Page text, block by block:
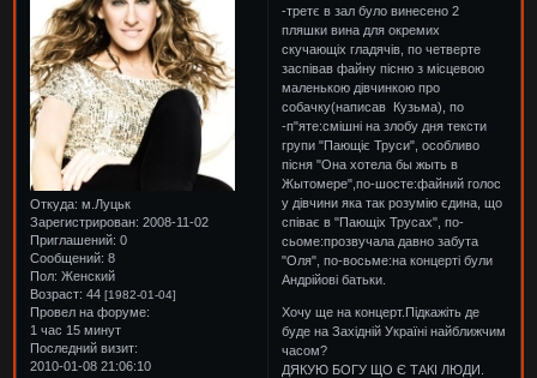
Откуда: м.Луцьк
Зарегистрирован: 2008-11-02
Приглашений: 0
Сообщений: 8
Пол: Женский
Возраст: 44[1982-01-04]
Провел на форуме:
1 час 15 минут
Последний визит:
2010-01-08 21:06:10
-третє в зал було винесено 2
пляшки вина для окремих
скучающіх гладячів, по четверте
заспівав файну пісню з місцевою
маленькою дівчинкою про
собачку(написав Кузьма), по
-п"яте:смішні на злобу дня тексти
групи "Пающіє Труси", особливо
пісня "Она хотела бы жыть в
Жытомере",по-шосте:файний голос
у дівчини яка так розумію єдина, що
співає в "Пающіх Трусах", по-
сьоме:прозвучала давно забута
"Оля", по-восьме:на концерті були
Андрійові батьки.
Хочу ще на концерт.Підкажіть де
буде на Західній Україні найближчим
часом?
ДЯКУЮ БОГУ ЩО Є ТАКІ ЛЮДИ.